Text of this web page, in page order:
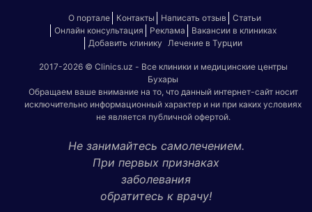
О портале Контакты Написать отзыв
Статьи
Онлайн консультация
Реклама
Вакансии в клиниках
Добавить клинику
Лечение в Турции
2017-2026 © Clinics.uz - Все клиники и медицинские центры
Бухары
Обращаем ваше внимание на то, что данный интернет-сайт носит
исключительно информационный характер и ни при каких условиях
не является публичной офертой.
Не занимайтесь самолечением.
При первых признаках
заболевания
обратитесь к врачу!